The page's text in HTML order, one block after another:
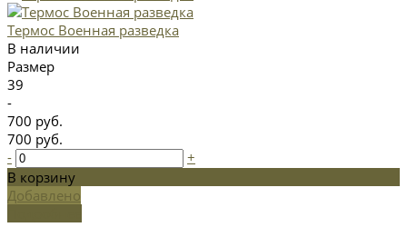
Термос Военная разведка
В наличии
Размер
39
-
700 руб.
700 руб.
-
+
В корзину
Добавлено